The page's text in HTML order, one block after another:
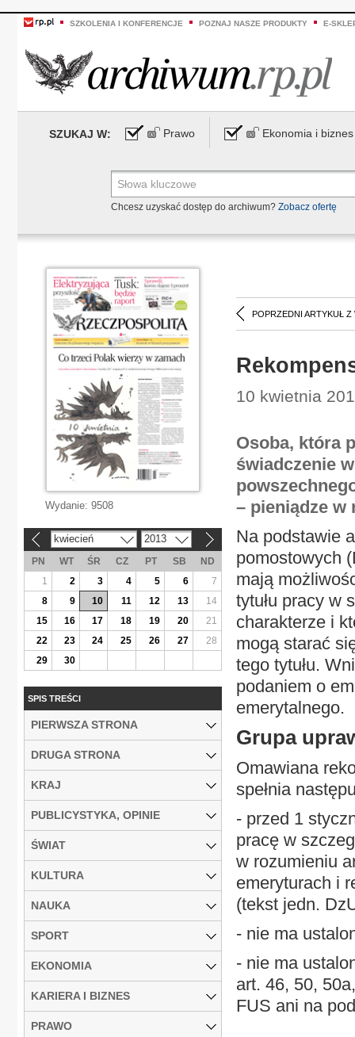
SZKOLENIA I KONFERENCJE POZNAJ NASZE PRODUKTY E-
SZUKAJ W: Prawo Ekonomia i biznes
Chcesz uzyskać dostęp do archiwum? Zobacz ofertę
POPRZEDNI ARTYKUŁ Z
10 kwietnia
Osoba, która
świadczenie
– pieniądze w
Na podstawie
pomostowych
mają
tytułu pracy w
charakterze i
mogą starać
tego tytułu.
podaniem o
emerytalnego.
Grupa
Omawiana
spełnia
- przed 1
pracę w
w rozumieniu
emeryturach i
(tekst jedn.
- nie ma
- nie ma
art. 46, 50,
FUS ani na
Wydanie: 9508
kwiecień 2013
PN WT ŚR CZ PT SB
ND
1
2 3 4 5 6
7
8
9 10 11 12 13
14
15
16 17 18 19 20
21
22
23 24 25 26 27
28
29
30
SPIS TREŚCI
PIERWSZA STRONA
DRUGA STRONA
KRAJ
PUBLICYSTYKA, OPINIE
ŚWIAT
KULTURA
NAUKA
SPORT
EKONOMIA
KARIERA I BIZNES
PRAWO